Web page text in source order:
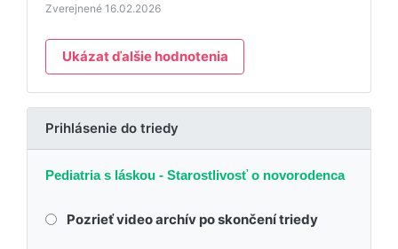
Zverejnené 16.02.2026
Ukázat ďalšie hodnotenia
Prihlásenie do triedy
Pediatria s láskou - Starostlivosť o novorodenca
Pozrieť video archív po skončení triedy